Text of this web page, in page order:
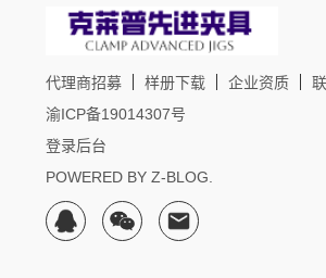
代理商招募 样册下载 企业资质
渝ICP备19014307号
登录后台
POWERED BY Z-BLOG